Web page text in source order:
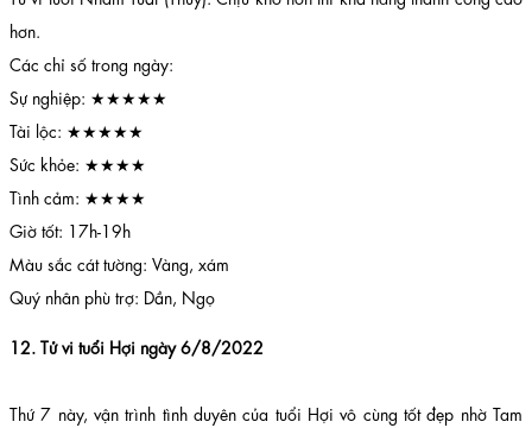
hơn.
Các chỉ số trong ngày:
Sự nghiệp: ★★★★★
Tài lộc: ★★★★★
Sức khỏe: ★★★★
Tình cảm: ★★★★
Giờ tốt: 17h-19h
Màu sắc cát tường: Vàng, xám
Quý nhân phù trợ: Dần, Ngọ
12. Tử vi tuổi Hợi ngày 6/8/2022
Thứ 7 này, vận trình tình duyên của tuổi Hợi vô cùng tốt đẹp nhờ Tam